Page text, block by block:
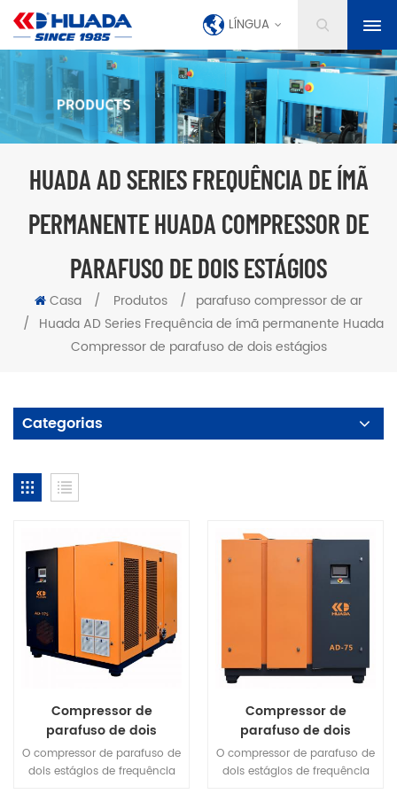
LÍNGUA
HUADA AD SERIES FREQUÊNCIA DE ÍMÃ
PERMANENTE HUADA COMPRESSOR DE
PARAFUSO DE DOIS ESTÁGIOS
Casa / Produtos / parafuso compressor de ar
/ Huada AD Series Frequência de ímã permanente Huada
Compressor de parafuso de dois estágios
Categorias
Compressor de
parafuso de dois
estágios de frequência
variável de ímã
O compressor de parafuso de
dois estágios de frequência
Compressor de
parafuso de dois
estágios de frequência
variável de ímã
O compressor de parafuso de
dois estágios de frequência